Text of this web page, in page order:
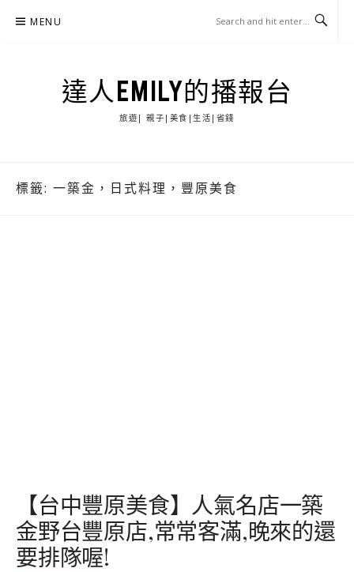
MENU
達人EMILY的播報台
旅遊| 親子|美食|生活|省錢
標籤: 一築金，日式料理，豐原美食
【台中豐原美食】人氣名店一築
金野台豐原店,常常客滿,晚來的還
要排隊喔!